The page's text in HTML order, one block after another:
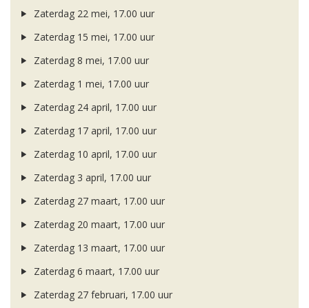
Zaterdag 22 mei, 17.00 uur
Zaterdag 15 mei, 17.00 uur
Zaterdag 8 mei, 17.00 uur
Zaterdag 1 mei, 17.00 uur
Zaterdag 24 april, 17.00 uur
Zaterdag 17 april, 17.00 uur
Zaterdag 10 april, 17.00 uur
Zaterdag 3 april, 17.00 uur
Zaterdag 27 maart, 17.00 uur
Zaterdag 20 maart, 17.00 uur
Zaterdag 13 maart, 17.00 uur
Zaterdag 6 maart, 17.00 uur
Zaterdag 27 februari, 17.00 uur